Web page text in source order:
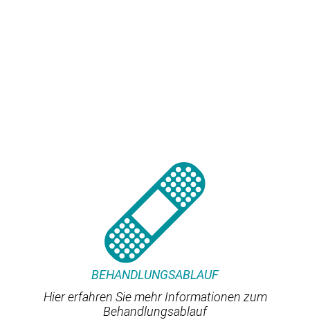
BEHANDLUNGSABLAUF
Hier erfahren Sie mehr Informationen zum
Behandlungsablauf